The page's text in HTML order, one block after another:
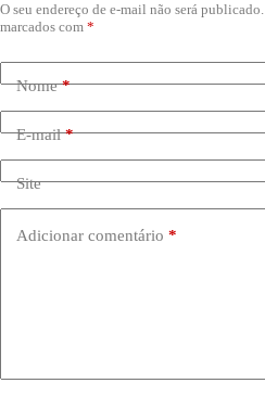
O seu endereço de e-mail não será publicado.
marcados com *
Nome*
E-mail*
Site
Adicionar comentário *